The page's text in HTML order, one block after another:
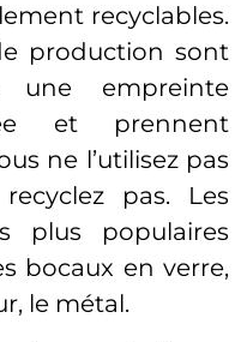
recyclables.
production sont
une empreinte
et prennent
ne l’utilisez pas
pas. Les
plus populaires
bocaux en verre,
le métal.